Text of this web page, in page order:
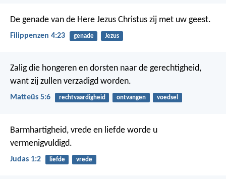
De genade van de Here Jezus Christus zij met uw geest.
Filippenzen 4:23 genade Jezus
Zalig die hongeren en dorsten naar de gerechtigheid,
want zij zullen verzadigd worden.
Matteüs 5:6 rechtvaardigheid ontvangen voedsel
Barmhartigheid, vrede en liefde worde u
vermenigvuldigd.
Judas 1:2 liefde vrede